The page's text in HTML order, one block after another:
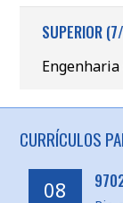
SUPERIOR
Engenharia
CURRÍCULOS
08